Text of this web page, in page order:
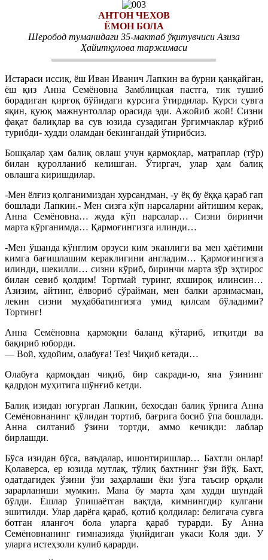
АНТОН ЧЕХОВ
ЁМОН БОЛА
Шеробод туманидаги 35-мактаб ўқитувчиси Азиза
Ҳайитқулова таржимаси
Истараси иссиқ, ёш Иван Иванич Лапкин ва бурни қанқайган,
ёш қиз Анна Семёновна Замблицкая пастга, тик тушиб
борадиган қирғоқ бўйидаги курсига ўтирдилар. Курси сувга
яқин, қуюқ мажнунтоллар орасида эди. Ажойиб жой! Сизни
фақат балиқлар ва сув юзида сузадиган ўргимчаклар кўриб
турибди- худди оламдан бекингандай ўтирибсиз.
Бошқалар ҳам балиқ овлаш учун қармоқлар, матраплар (тўр)
билан қуролланиб келишган. Ўтиргач, улар ҳам балиқ
овлашга киришдилар.
-Мен ёлғиз қолганимиздан хурсандман, -у ёқ бу ёққа қараб гап
бошлади Лапкин.- Мен сизга кўп нарсаларни айтишим керак,
Анна Семёновна… жуда кўп нарсалар… Сизни биринчи
марта кўрганимда… Қармоғингизга илинди…
-Мен ўшанда кўнглим орзуси ким эканлиги ва мен ҳаётимни
кимга бағишлашим кераклигини англадим… Қармоғингизга
илинди, шекилли… сизни кўриб, биринчи марта зўр эҳтирос
билан севиб қолдим! Тортмай туринг, яхшироқ илинсин…
Азизим, айтинг, ёлвориб сўрайман, мен балки арзимасман,
лекин сизни муҳаббатингизга умид қилсам бўладими?
Тортинг!
Анна Семёновна қармоқни баланд кўтариб, итқитди ва
бақириб юборди.
— Вой, худойим, олабуға! Тез! Чиқиб кетади…
Олабуға қармоқдан чиқиб, бир сакради-ю, яна ўзининг
қадрдон муҳитига шўнғиб кетди.
Балиқ изидан югурган Лапкин, бехосдан балиқ ўрнига Анна
Семёновнанинг қўлидан тортиб, бағрига босиб ўпа бошлади.
Анна силтаниб ўзини тортди, аммо кечикди: лаблар
бирлашди.
Бўса изидан бўса, ваъдалар, ишонтиришлар… Бахтли онлар!
Қолаверса, ер юзида мутлақ, тўлиқ бахтнинг ўзи йўқ. Бахт,
одатдагидек ўзини ўзи заҳарлаши ёки ўзга таъсир орқали
зарарланиши мумкин. Мана бу марта ҳам худди шундай
бўлди. Ёшлар ўпишаётган вақтда, кимнингдир кулгани
эшитилди. Улар дарёга қараб, қотиб қолдилар: белигача сувга
ботган яланғоч бола уларга қараб турарди. Бу Анна
Семёновнанинг гимназияда ўқийдиган укаси Коля эди. У
уларга истеҳзоли кулиб қарарди.